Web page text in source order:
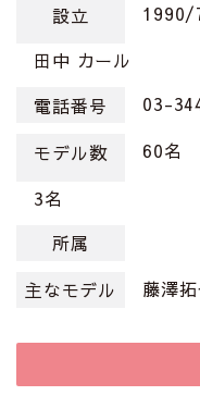
設立
田中 カール
電話番号
03-
モデル数 60名
3名
所属
主なモデル
藤澤